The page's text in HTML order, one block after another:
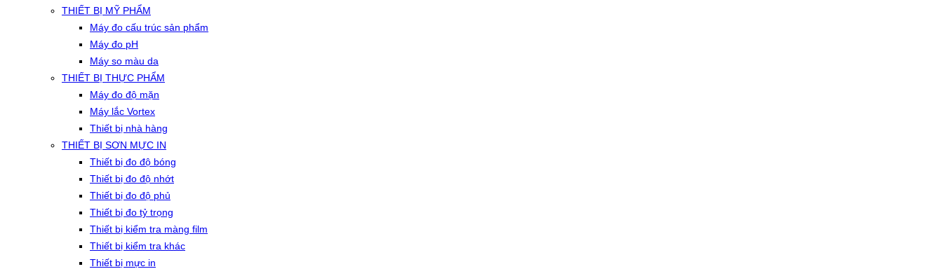
THIẾT BỊ MỸ PHẨM
Máy đo cấu trúc sản phẩm
Máy đo pH
Máy so màu da
THIẾT BỊ THỰC PHẨM
Máy đo độ mặn
Máy lắc Vortex
Thiết bị nhà hàng
THIẾT BỊ SƠN MỰC IN
Thiết bị đo độ bóng
Thiết bị đo độ nhớt
Thiết bị đo độ phủ
Thiết bị đo tỷ trọng
Thiết bị kiểm tra màng film
Thiết bị kiểm tra khác
Thiết bị mực in